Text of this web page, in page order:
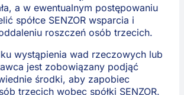
a w ewentualnym postępowaniu
spółce SENZOR wsparcia i
roszczeń osób trzecich.
wystąpienia wad rzeczowych lub
jest zobowiązany podjąć
środki, aby zapobiec
trzecich wobec spółki SENZOR.